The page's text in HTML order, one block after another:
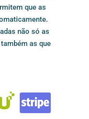
que as
não só as
as que